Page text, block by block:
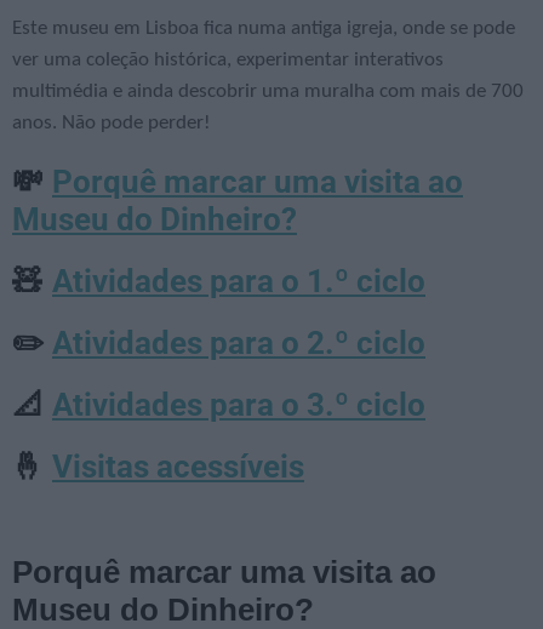
Este museu em Lisboa fica numa antiga igreja, onde se pode
ver uma coleção histórica, experimentar interativos
multimédia e ainda descobrir uma muralha com mais de 700
anos. Não pode perder!
💸 Porquê marcar uma visita ao
Museu do Dinheiro?
🧸 Atividades para o 1.º ciclo
✏️ Atividades para o 2.º ciclo
📐 Atividades para o 3.º ciclo
🤞 Visitas acessíveis
Porquê marcar uma visita ao
Museu do Dinheiro?